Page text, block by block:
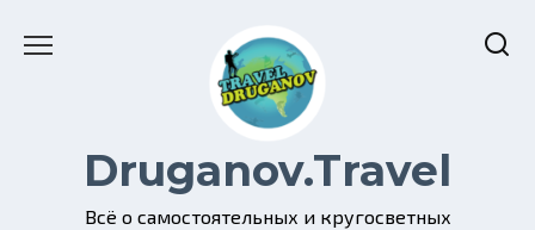
Druganov.Travel
Всё о самостоятельных и кругосветных